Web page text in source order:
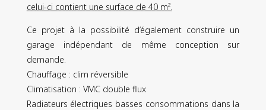
celui-ci contient une surface de 40 m².
Ce projet à la possibilité d’également construire un
garage indépendant de même conception sur
demande.
Chauffage : clim réversible
Climatisation : VMC double flux
Radiateurs électriques basses consommations dans la